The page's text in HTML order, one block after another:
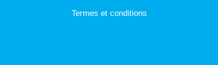
Termes et conditions